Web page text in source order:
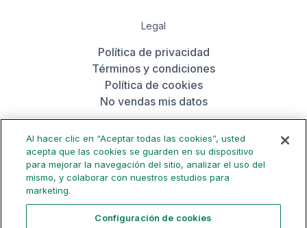
Legal
Política de privacidad
Términos y condiciones
Política de cookies
No vendas mis datos
Consigue la aplicación
Al hacer clic en “Aceptar todas las cookies”, usted
acepta que las cookies se guarden en su dispositivo
para mejorar la navegación del sitio, analizar el uso del
mismo, y colaborar con nuestros estudios para
marketing.
Configuración de cookies